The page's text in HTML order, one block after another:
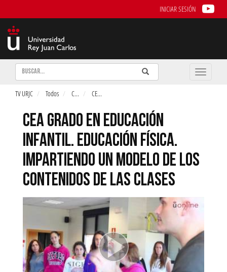
INICIAR SESIÓN
Buscar Enviar
Buscar
Toggle
TV URJC Todos C... CE...
CEA GRADO EN EDUCACIÓN
INFANTIL. EDUCACIÓN FÍSICA.
IMPARTIENDO UN MODELO DE LOS
CONTENIDOS DE LAS CLASES